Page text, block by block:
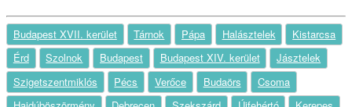
Budapest XVII. kerület Tárnok Pápa Halásztelek
Kistarcsa
Érd
Szolnok Budapest Budapest XIV. kerület
Jásztelek
Szigetszentmiklós
Pécs Verőce Budaörs
Csoma